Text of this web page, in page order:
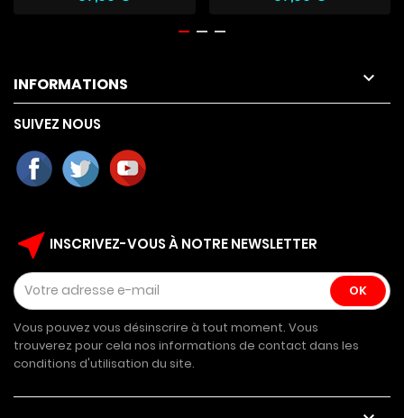
INFORMATIONS 
SUIVEZ NOUS
near_me INSCRIVEZ-VOUS À NOTRE NEWSLETTER
Vous pouvez vous désinscrire à tout moment. Vous
trouverez pour cela nos informations de contact dans les
conditions d'utilisation du site.